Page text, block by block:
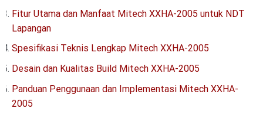
Fitur Utama dan Manfaat Mitech XXHA-2005 untuk NDT
Lapangan
Spesifikasi Teknis Lengkap Mitech XXHA-2005
Desain dan Kualitas Build Mitech XXHA-2005
Panduan Penggunaan dan Implementasi Mitech XXHA-
2005